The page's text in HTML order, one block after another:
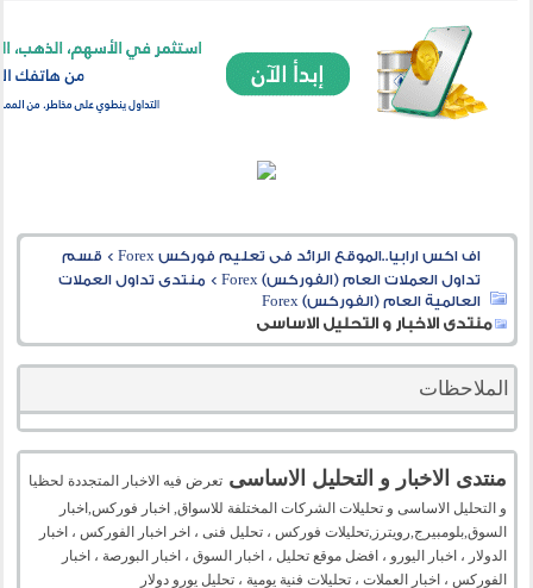
اف اكس ارابيا..الموقع الرائد فى تعليم فوركس Forex > قسم
تداول العملات العام (الفوركس) Forex
> منتدى تداول العملات
العالمية العام (الفوركس) Forex
منتدى الاخبار و التحليل الاساسى
الملاحظات
منتدى الاخبار و التحليل الاساسى تعرض فيه الاخبار المتجددة لحظيا
و التحليل الاساسى و تحليلات الشركات المختلفة للاسواق, اخبار فوركس,اخبار
السوق,بلومبيرج,رويترز,تحليلات فوركس ، تحليل فنى ، اخر اخبار الفوركس ، اخبار
الدولار ، اخبار اليورو ، افضل موقع تحليل ، اخبار السوق ، اخبار البورصة ، اخبار
الفوركس ، اخبار العملات ، تحليلات فنية يومية ، تحليل يورو دولار